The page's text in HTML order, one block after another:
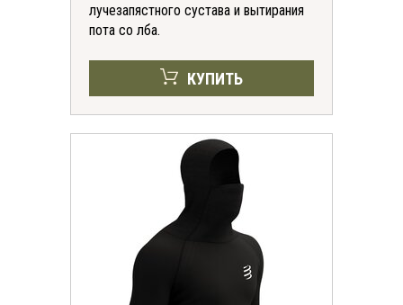
лучезапястного сустава и вытирания
пота со лба.
КУПИТЬ